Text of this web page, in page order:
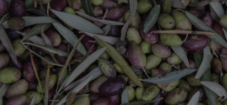
de encabezado